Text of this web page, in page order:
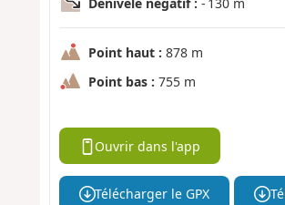
Point haut : 878 m
Point bas : 755 m
Ouvrir dans l'app
Télécharger le GPX